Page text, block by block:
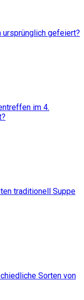
ursprünglich gefeiert?
im 4.
traditionell Suppe
Sorten von